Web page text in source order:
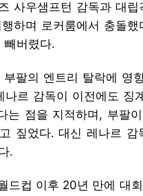
사우샘프턴 감독과 대
하며 로커룸에서 충돌
빼버렸다.
팔의 엔트리 탈락에 영
나르 감독이 이전에도 징
는 점을 지적하며, 부팔
짚었다. 대신 레나르
.
드컵 이후 20년 만에 대